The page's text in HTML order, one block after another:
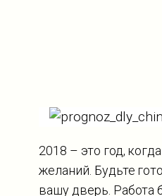
2018 – это год, когда
желаний. Будьте
вашу дверь. Работа